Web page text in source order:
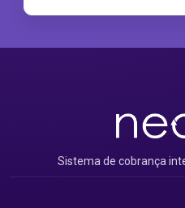
Sistema de cobrança